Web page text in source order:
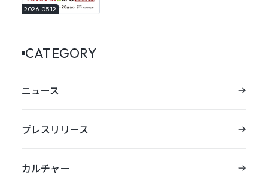
2026.05.12
CATEGORY
ニュース
プレスリリース
カルチャー